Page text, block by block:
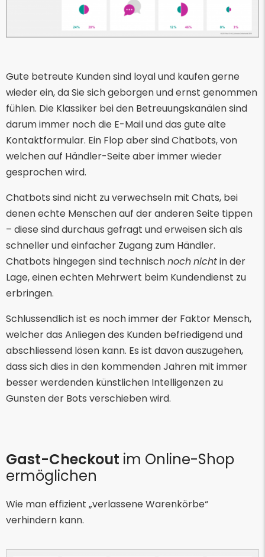
Gute betreute Kunden sind loyal und kaufen gerne
wieder ein, da Sie sich geborgen und ernst genommen
fühlen. Die Klassiker bei den Betreuungskanälen sind
darum immer noch die E-Mail und das gute alte
Kontaktformular. Ein Flop aber sind Chatbots, von
welchen auf Händler-Seite aber immer wieder
gesprochen wird.
Chatbots sind nicht zu verwechseln mit Chats, bei
denen echte Menschen auf der anderen Seite tippen
– diese sind durchaus gefragt und erweisen sich als
schneller und einfacher Zugang zum Händler.
Chatbots hingegen sind technischnochnichtin der
Lage, einen echten Mehrwert beim Kundendienst zu
erbringen.
Schlussendlich ist es noch immer der Faktor Mensch,
welcher das Anliegen des Kunden befriedigend und
abschliessend lösen kann. Es ist davon auszugehen,
dass sich dies in den kommenden Jahren mit immer
besser werdenden künstlichen Intelligenzen zu
Gunsten der Bots verschieben wird.
Gast-Checkout im Online-Shop
ermöglichen
Wie man effizient „verlassene Warenkörbe“
verhindern kann.